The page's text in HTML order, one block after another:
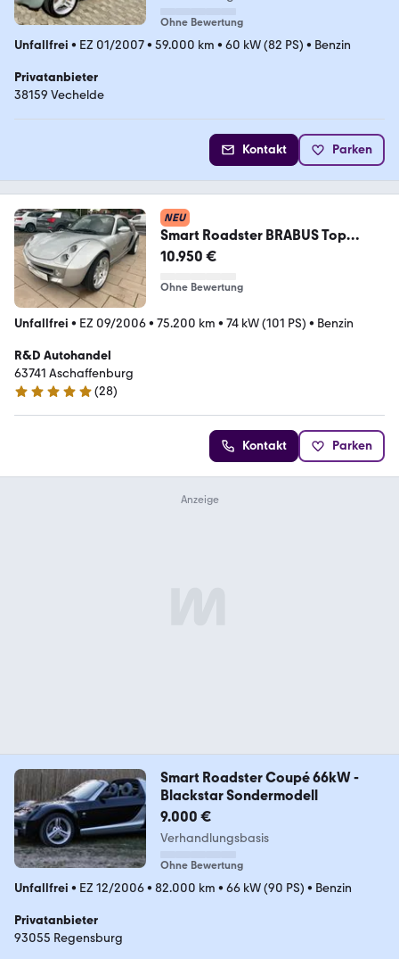
Ohne Bewertung
Unfallfrei • EZ 01/2007• 59.000 km • 60 kW (82 PS) • Benzin
Privatanbieter
38159 Vechelde
Kontakt Parken
NEU
Smart Roadster BRABUS Top
Zustand Scheckheft
10.950 €
Ohne Bewertung
Unfallfrei • EZ 09/2006• 75.200 km • 74 kW (101 PS) • Benzin
R&D Autohandel
63741 Aschaffenburg
5 Sterne
(28)
Kontakt Parken
Smart Roadster Coupé 66kW -
Blackstar Sondermodell
9.000 €
Verhandlungsbasis
Ohne Bewertung
Unfallfrei • EZ 12/2006• 82.000 km • 66 kW (90 PS) • Benzin
Privatanbieter
93055 Regensburg